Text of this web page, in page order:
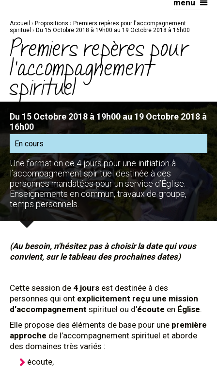
navigation
menu
Accueil › Propositions › Premiers repères pour l'accompagnement
spirituel › Du 15 Octobre 2018 à 19h00 au 19 Octobre 2018 à 16h00
Premiers repères pour
l'accompagnement
spirituel
Du 15 Octobre 2018 à 19h00 au 19 Octobre 2018 à
16h00
En cours
Une formation de 4 jours pour une initiation à
l’accompagnement spirituel destinée à des
personnes mandatées pour un service d’Église.
Enseignements en commun, travaux de groupe,
temps personnels.
(Au besoin, n'hésitez pas à choisir la date qui vous
convient, sur le tableau des prochaines dates)
Cette session de 4 jours est destinée à des
personnes qui ont explicitement reçu une mission
d’accompagnement spirituel ou d’écoute en Église.
Elle propose des éléments de base pour une première
approche de l’accompagnement spirituel et aborde
des domaines très variés :
écoute,